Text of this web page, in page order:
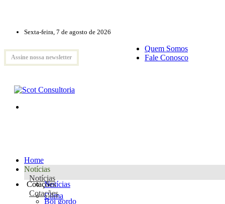
Sexta-feira, 7 de agosto de 2026
Assine nossa newsletter
Quem Somos
Fale Conosco
Home
Notícias
Notícias
Notícias
Clima
Cotações
Cotações
Boi gordo